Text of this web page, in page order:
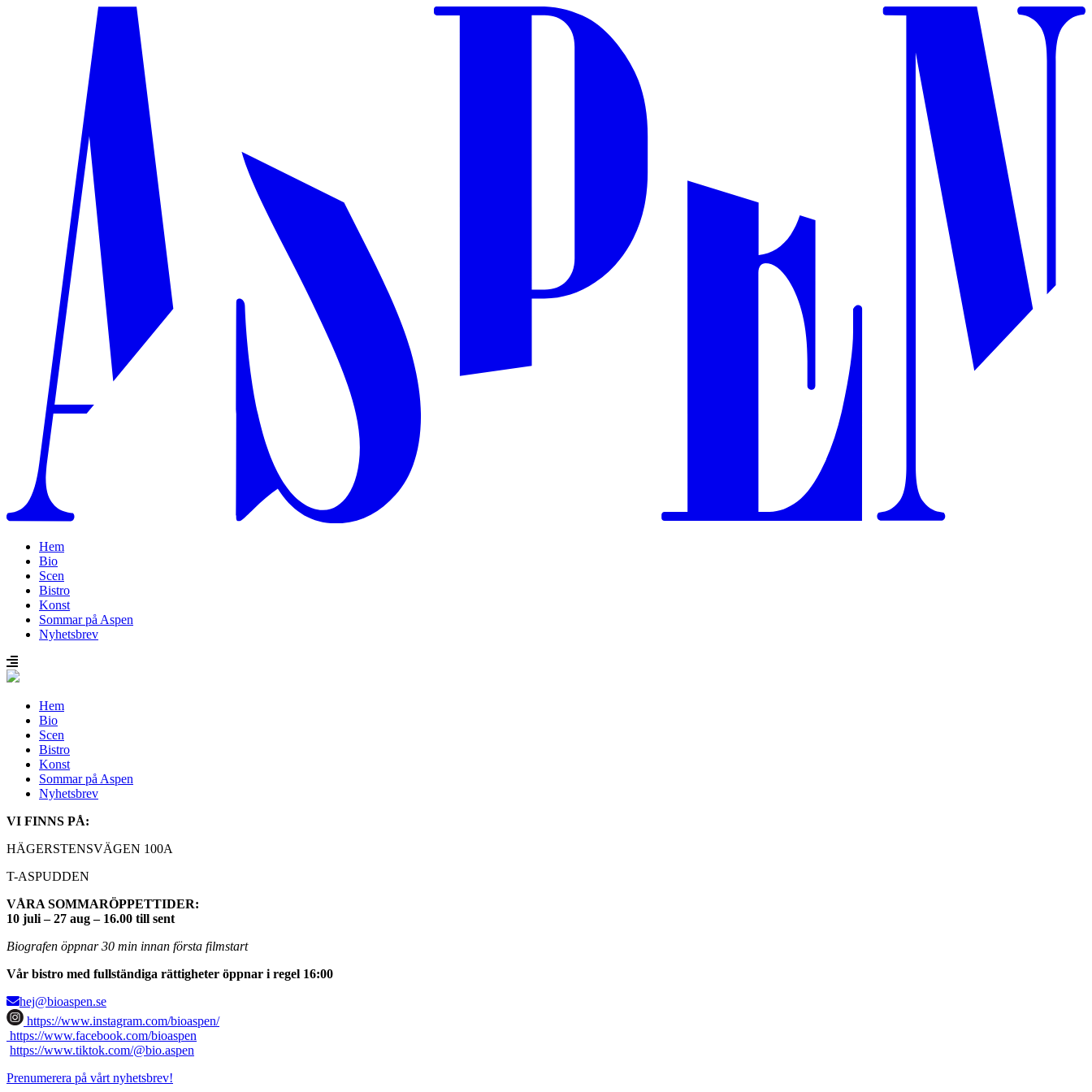
Hem
Bio
Scen
Bistro
Konst
Sommar på Aspen
Nyhetsbrev
Hem
Bio
Scen
Bistro
Konst
Sommar på Aspen
Nyhetsbrev
VI FINNS PÅ:
HÄGERSTENSVÄGEN 100A
T-ASPUDDEN
VÅRA SOMMARÖPPETTIDER:
10 juli – 27 aug – 16.00 till sent
Biografen öppnar 30 min innan första filmstart
Vår bistro med fullständiga rättigheter öppnar i regel 16:00
hej@bioaspen.se
https://www.instagram.com/bioaspen/
https://www.facebook.com/bioaspen
https://www.tiktok.com/@bio.aspen
Prenumerera på vårt nyhetsbrev!